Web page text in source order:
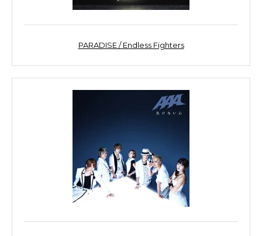
PARADISE / Endless Fighters